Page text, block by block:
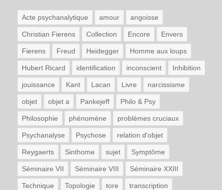
Acte psychanalytique amour angoisse
Christian Fierens Collection Encore Envers
Fierens Freud Heidegger Homme aux loups
Hubert Ricard identification inconscient Inhibition
jouissance Kant Lacan Livre narcissisme
objet objet a Pankejeff Philo & Psy
Philosophie phénomène problèmes cruciaux
Psychanalyse Psychose relation d'objet
Reygaerts Sinthome sujet Symptôme
Séminaire VII Séminaire VIII Séminaire XXIII
Technique Topologie tore transcription